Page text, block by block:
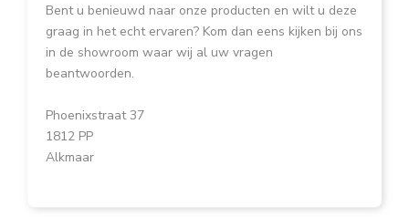
Bent u benieuwd naar onze producten en wilt u deze
graag in het echt ervaren? Kom dan eens kijken bij ons
in de showroom waar wij al uw vragen
beantwoorden.
Phoenixstraat 37
1812 PP
Alkmaar